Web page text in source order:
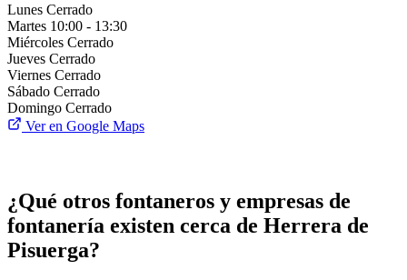
Lunes Cerrado
Martes 10:00 - 13:30
Miércoles Cerrado
Jueves Cerrado
Viernes Cerrado
Sábado Cerrado
Domingo Cerrado
Ver en Google Maps
¿Qué otros fontaneros y empresas de
fontanería existen cerca de Herrera de
Pisuerga?